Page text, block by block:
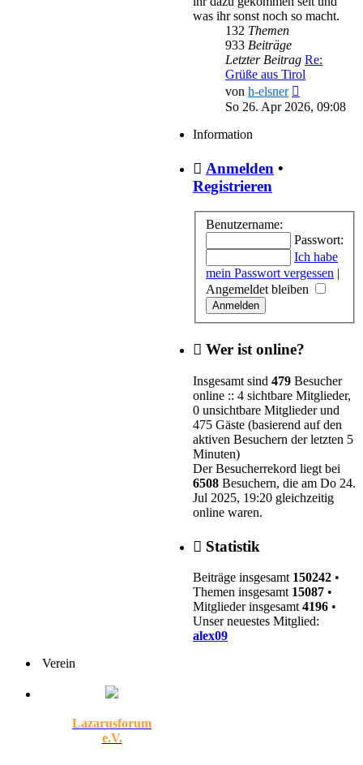
was ihr sonst noch so macht.
132 Themen
933 Beiträge
Letzter Beitrag Re:
Grüße aus Tirol
von h-elsner
Beitrag
So 26. Apr 2026, 09:08
Information
Anmelden •
Registrieren
Benutzername:
Passwort:
Ich habe
mein Passwort vergessen |
Angemeldet bleiben
Wer ist online?
Insgesamt sind 479 Besucher
online :: 4 sichtbare Mitglieder,
0 unsichtbare Mitglieder und
475 Gäste (basierend auf den
aktiven Besuchern der letzten 5
Minuten)
Der Besucherrekord liegt bei
6508 Besuchern, die am Do 24.
Jul 2025, 19:20 gleichzeitig
online waren.
Statistik
Beiträge insgesamt 150242 •
Themen insgesamt 15087 •
Mitglieder insgesamt 4196 •
Unser neuestes Mitglied:
alex09
Verein
Lazarusforum
e.V.